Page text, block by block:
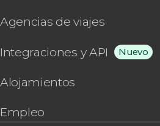
Agencias de viajes
Integraciones y API Nuevo
Alojamientos
Empleo